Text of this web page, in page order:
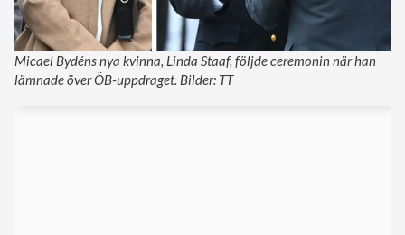
Micael Bydéns nya kvinna, Linda Staaf, följde ceremonin när han
lämnade över ÖB-uppdraget. Bilder: TT